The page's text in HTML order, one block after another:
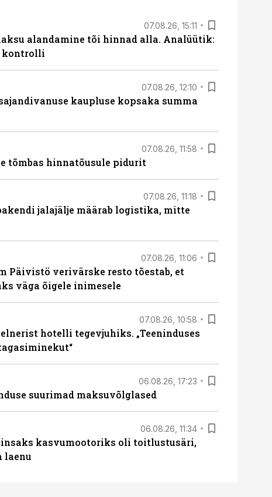
07.08.26, 15:11
alandamine tõi hinnad alla. Analüütik:
kontrolli
07.08.26, 12:10
kaupluse kopsaka summa
07.08.26, 11:58
tõmbas hinnatõusule pidurit
07.08.26, 11:18
jalajälje määrab logistika, mitte
07.08.26, 11:06
Päivistö verivärske resto tõestab, et
väga õigele inimesele
07.08.26, 10:58
hotelli tegevjuhiks. „Teeninduses
06.08.26, 17:23
suurimad maksuvõlglased
06.08.26, 11:34
kasvumootoriks oli toitlustusäri,
laenu